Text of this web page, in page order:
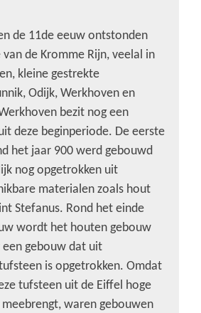
de 11de eeuw ontstonden
van de Kromme Rijn, veelal in
kleine gestrekte
Odijk, Werkhoven en
bezit nog een
deze beginperiode. De eerste
het jaar 900 werd gebouwd
nog opgetrokken uit
materialen zoals hout
Stefanus. Rond het einde
wordt het houten gebouw
gebouw dat uit
is opgetrokken. Omdat
tufsteen uit de Eiffel hoge
waren gebouwen